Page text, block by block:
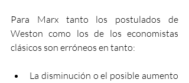
Para Marx tanto los postulados de
Weston como los de los economistas
clásicos son erróneos en tanto:
La disminución o el posible aumento